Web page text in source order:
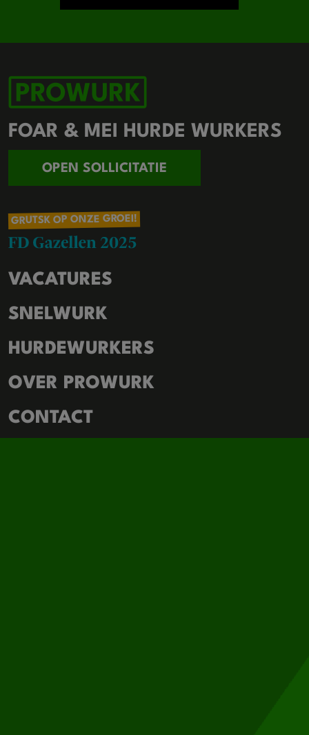
FOAR & MEI HURDE WURKERS
OPEN SOLLICITATIE
GRUTSK OP ONZE GROEI!
VACATURES
SNELWURK
HURDEWURKERS
OVER PROWURK
CONTACT